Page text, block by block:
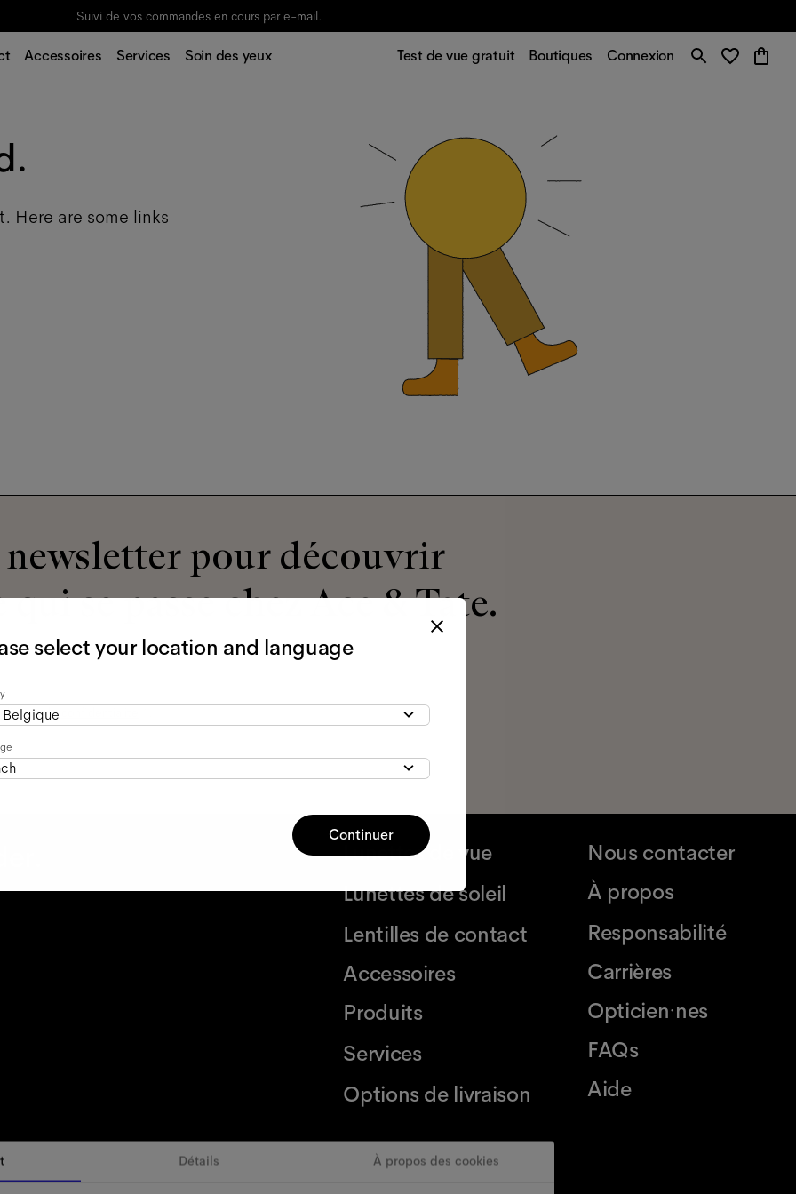
Détails À propos des cookies
Suivi de vos commandes en cours par e-mail.
Accessoires Services Soin des yeux Test de vue gratuit Boutiques Connexion
Here are some links
pour découvrir
se passe chez Ace & Tate.
politique de confidentialité
Lunettes de vue
Lunettes de soleil
Lentilles de contact
Accessoires
Produits
Services
Options de livraison
Nous contacter
À propos
Responsabilité
Carrières
Opticien·nes
FAQs
Aide
select your location and language
Belgique
Continuer